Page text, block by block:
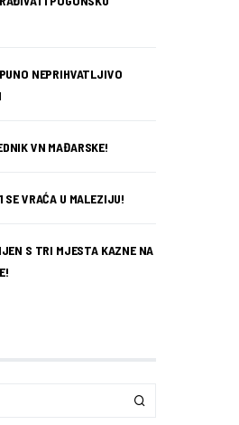
NEPRIHVATLJIVO
VN MAĐARSKE!
SE VRAĆA U MALEZIJU!
S TRI MJESTA KAZNE NA